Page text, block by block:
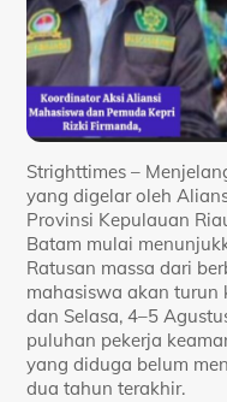
Strighttimes –
yang digelar oleh
Provinsi Kepulauan
Batam mulai
Ratusan massa dari
mahasiswa akan turun
dan Selasa, 4–5
puluhan pekerja
yang diduga belum
dua tahun terakhir.